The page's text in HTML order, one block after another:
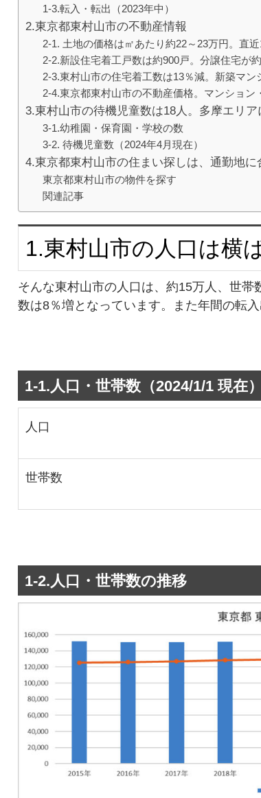
1-3.転入・転出（2023年中）
2.東京都東村山市の不動産情報
2-1. 土地の価格は㎡あたり約22～23万円。直
2-2.新設住宅着工戸数は約900戸。分譲住宅が
2-3.東村山市の住宅着工数は13％減。新築マン
2-4.東京都東村山市の不動産価格。マンショ
3.東村山市の待機児童数は18人。多摩エリ
3-1.幼稚園・保育園・学校の数
3-2. 待機児童数（2024年4月現在）
4.東京都東村山市の住まい探しは、通勤地に
東京都東村山市の物件を探す
関連記事
1.東村山市の人口は横
そんな東村山市の人口は、約15万人、世
数は8％増となっています。また年間の転
1-1.人口・世帯数（2024/1/1 現在
人口
世帯数
1-2.人口・世帯数の推移